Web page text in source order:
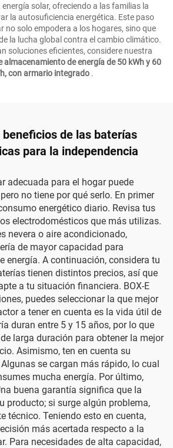
solar, ofreciendo a las familias la
la autosuficiencia energética. Este paso
no solo empodera a los hogares, sino que
la lucha global contra el cambio climático.
soluciones eficientes, considere nuestra
almacenamiento de energía de 50 kWh y 60
con armario integrado .
beneficios de las baterías
para la independencia
adecuada para el hogar puede
no tiene por qué serlo. En primer
energético diario. Revisa tus
electrodomésticos que más utilizas.
nevera o aire acondicionado,
de mayor capacidad para
energía. A continuación, considera tu
tienen distintos precios, así que
a tu situación financiera. BOX-E
puedes seleccionar la que mejor
a tener en cuenta es la vida útil de
duran entre 5 y 15 años, por lo que
larga duración para obtener la mejor
Asimismo, ten en cuenta su
se cargan más rápido, lo cual
mucha energía. Por último,
buena garantía significa que la
producto; si surge algún problema,
técnico. Teniendo esto en cuenta,
más acertada respecto a la
Para necesidades de alta capacidad,